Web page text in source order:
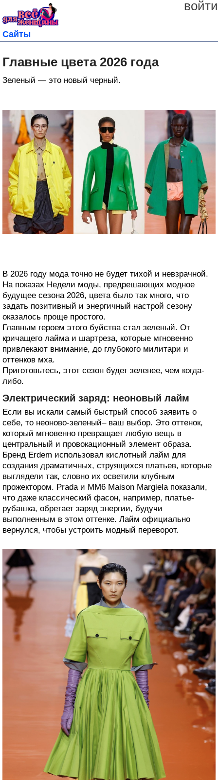
войти
Сайты
Главные цвета 2026 года
Зеленый — это новый черный.
В 2026 году мода точно не будет тихой и невзрачной.
На показах Недели моды, предрешающих модное
будущее сезона 2026, цвета было так много, что
задать позитивный и энергичный настрой сезону
оказалось проще простого.
Главным героем этого буйства стал зеленый. От
кричащего лайма и шартреза, которые мгновенно
привлекают внимание, до глубокого милитари и
оттенков мха.
Приготовьтесь, этот сезон будет зеленее, чем когда-
либо.
Электрический заряд: неоновый лайм
Если вы искали самый быстрый способ заявить о
себе, то неоново-зеленый– ваш выбор. Это оттенок,
который мгновенно превращает любую вещь в
центральный и провокационный элемент образа.
Бренд Erdem использовал кислотный лайм для
создания драматичных, струящихся платьев, которые
выглядели так, словно их осветили клубным
прожектором. Prada и MM6 Maison Margiela показали,
что даже классический фасон, например, платье-
рубашка, обретает заряд энергии, будучи
выполненным в этом оттенке. Лайм официально
вернулся, чтобы устроить модный переворот.